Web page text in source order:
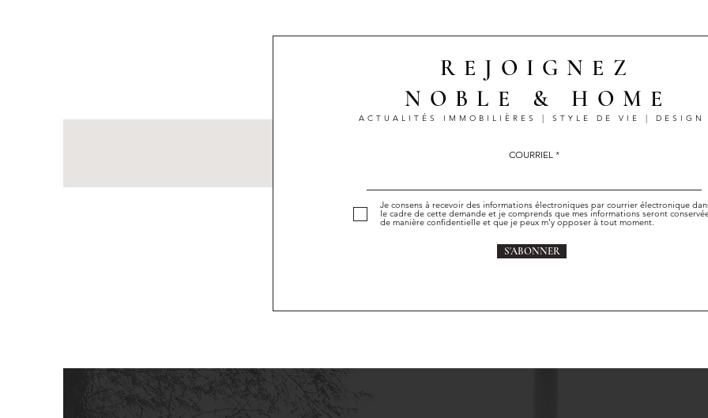
REJOIGNEZ
NOBLE & HOME
ACTUALITÉS IMMOBILIÈRES | STYLE DE VIE | DESIGN
COURRIEL
Je consens à recevoir des informations électroniques par courrier électronique
le cadre de cette demande et je comprends que mes informations seront
de manière confidentielle et que je peux m'y opposer à tout moment.
S'ABONNER